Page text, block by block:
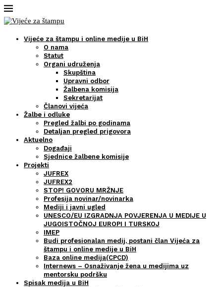
Vijeće za štampu i online medije u BiH
O nama
Statut
Organi udruženja
Skupština
Upravni odbor
Žalbena komisija
Sekretarijat
Članovi vijeća
Žalbe i odluke
Pregled žalbi po godinama
Detaljan pregled prigovora
Aktuelno
Događaji
Sjednice žalbene komisije
Projekti
JUFREX
JUFREX2
STOP! GOVORU MRŽNJE
Profesija novinar/novinarka
Mediji i javni ugled
UNESCO/EU IZGRADNJA POVJERENJA U MEDIJE U
JUGOISTOČNOJ EUROPI I TURSKOJ
IMEP
Budi profesionalan medij, postani član Vijeća za
štampu i online medije u BiH
Baza online medija(CPCD)
Internews – Osnaživanje žena u medijima uz
mentorsku podršku
Spisak medija u BiH